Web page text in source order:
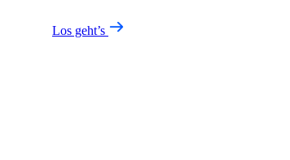
Los geht’s